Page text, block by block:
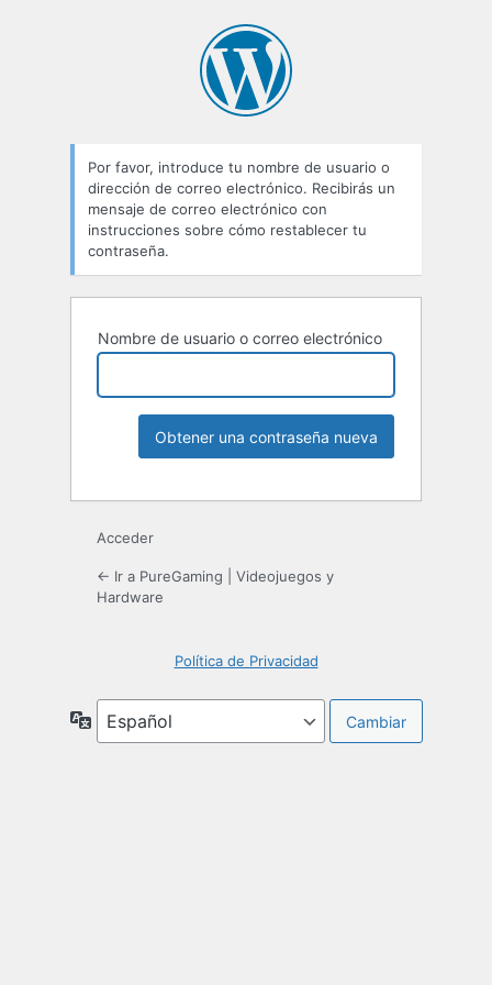
Por favor, introduce tu nombre de usuario o
dirección de correo electrónico. Recibirás un
mensaje de correo electrónico con
instrucciones sobre cómo restablecer tu
contraseña.
Nombre de usuario o correo electrónico
Acceder
← Ir a PureGaming | Videojuegos y
Hardware
Política de Privacidad
Idioma